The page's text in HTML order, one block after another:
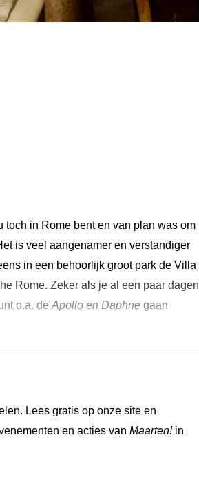
in Rome bent en van plan was om
is veel aangenamer en verstandiger
in een behoorlijk groot park de Villa
Rome. Zeker als je al een paar dagen
o.a. de Apollo en Daphne gaan
Lees gratis op onze site en
en acties van Maarten!in